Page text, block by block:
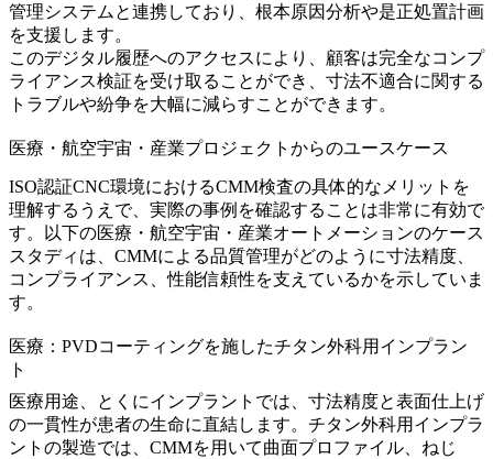
管理システム と連携しており、根本原因分析や是正処置計画
を支援します。
このデジタル履歴へのアクセスにより、顧客は完全なコンプ
ライアンス検証を受け取ることができ、寸法不適合に関する
トラブルや紛争を大幅に減らすことができます。
医療・航空宇宙・産業プロジェクトからのユースケース
ISO認証CNC環境におけるCMM検査の具体的なメリットを
理解するうえで、実際の事例を確認することは非常に有効で
す。以下の医療・航空宇宙・産業オートメーションのケース
スタディは、CMMによる品質管理がどのように寸法精度、
コンプライアンス、性能信頼性を支えているかを示していま
す。
医療：PVDコーティングを施したチタン外科用インプラン
ト
医療用途、とくにインプラントでは、寸法精度と表面仕上げ
の一貫性が患者の生命に直結します。 チタン外科用インプラ
ント の製造では、CMMを用いて曲面プロファイル、ねじ